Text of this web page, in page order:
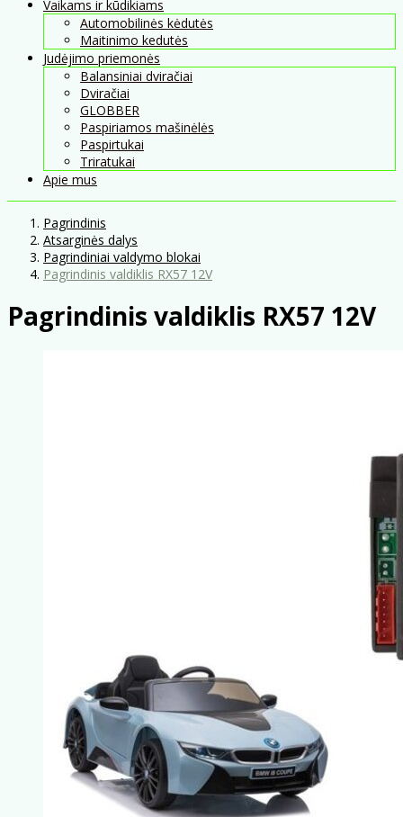
Vaikams ir kūdikiams
Automobilinės kėdutės
Maitinimo kedutės
Judėjimo priemonės
Balansiniai dviračiai
Dviračiai
GLOBBER
Paspiriamos mašinėlės
Paspirtukai
Triratukai
Apie mus
Pagrindinis
Atsarginės dalys
Pagrindiniai valdymo blokai
Pagrindinis valdiklis RX57 12V
Pagrindinis valdiklis RX57 12V